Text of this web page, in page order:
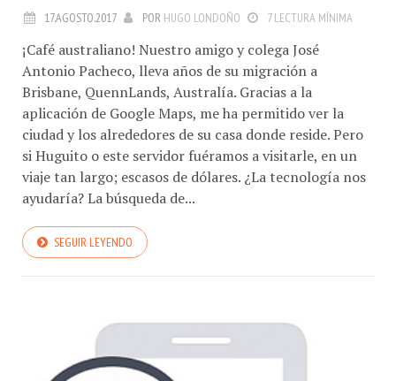
17.AGOSTO.2017 POR HUGO LONDOÑO 7 LECTURA MÍNIMA
¡Café australiano! Nuestro amigo y colega José
Antonio Pacheco, lleva años de su migración a
Brisbane, QuennLands, Australía. Gracias a la
aplicación de Google Maps, me ha permitido ver la
ciudad y los alrededores de su casa donde reside. Pero
si Huguito o este servidor fuéramos a visitarle, en un
viaje tan largo; escasos de dólares. ¿La tecnología nos
ayudaría? La búsqueda de...
SEGUIR LEYENDO